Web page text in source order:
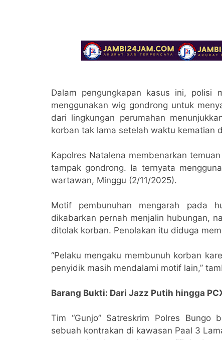
Dalam pengungkapan kasus ini, polisi
menggunakan wig gondrong untuk
dari lingkungan perumahan
korban tak lama setelah waktu kematian
Kapolres Natalena membenarkan
tampak gondrong. Ia ternyata
wartawan, Minggu (2/11/2025).
Motif pembunuhan mengarah pada
dikabarkan pernah menjalin hubungan,
ditolak korban. Penolakan itu diduga
“Pelaku mengaku membunuh korban
penyidik masih mendalami motif lain,”
Barang Bukti: Dari Jazz Putih hingga
Tim “Gunjo” Satreskrim Polres Bungo
sebuah kontrakan di kawasan Paal 3